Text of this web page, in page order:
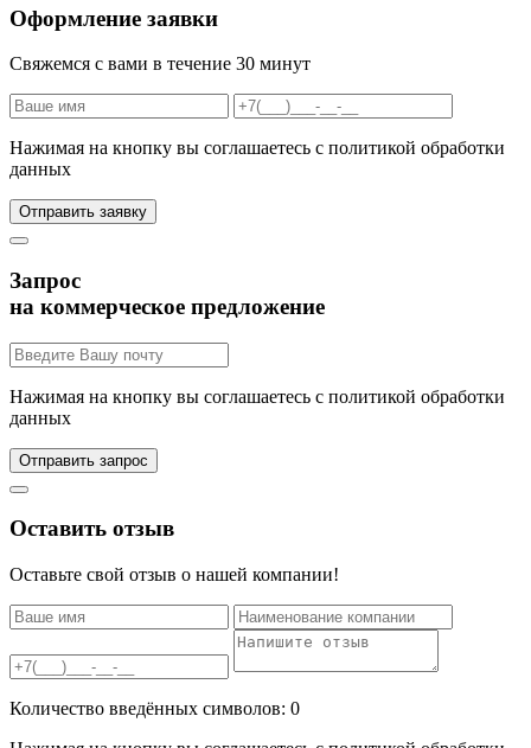
Оформление заявки
Свяжемся с вами в течение 30 минут
Нажимая на кнопку вы соглашаетесь с политикой обработки
данных
Запрос
на коммерческое предложение
Нажимая на кнопку вы соглашаетесь с политикой обработки
данных
Оставить отзыв
Оставьте свой отзыв о нашей компании!
Количество введённых символов: 0